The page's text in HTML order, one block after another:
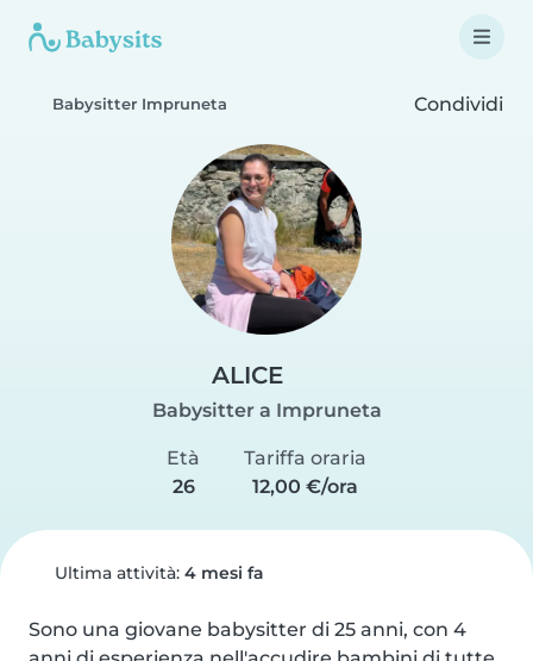
Babysitter Impruneta Condividi
ALICE
Babysitter a Impruneta
Età
26
Tariffa oraria
12,00 €/ora
Ultima attività: 4 mesi fa
Sono una giovane babysitter di 25 anni, con 4